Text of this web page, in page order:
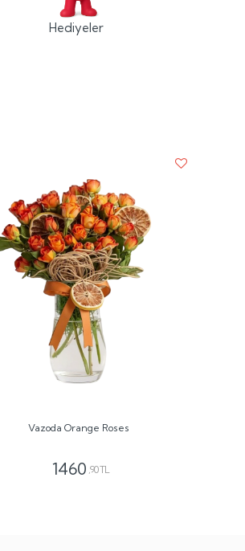
Hediyeler
Vazoda Orange Roses
1460 ,90 TL